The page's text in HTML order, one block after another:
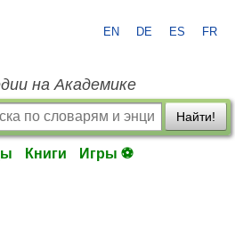
EN DE ES FR
на Академике
Найти!
Книги Игры ⚽